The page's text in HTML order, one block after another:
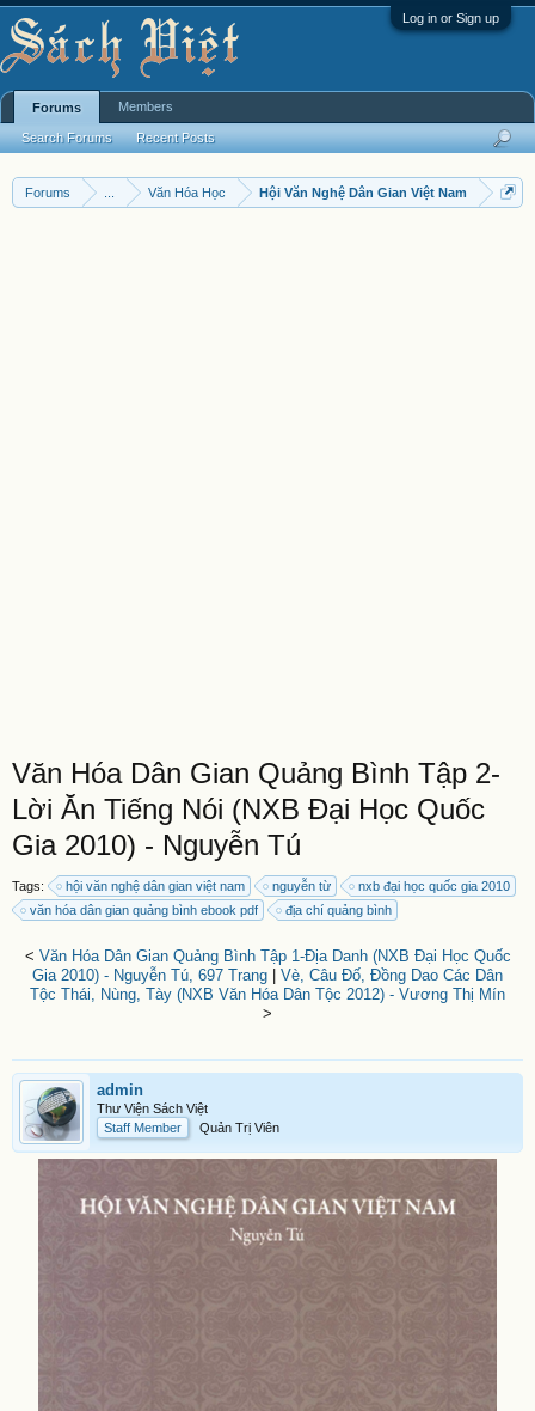
Log in or Sign up
Forums Văn Hóa Học Hội Văn Nghệ Dân Gian Việt Nam
Văn Hóa Dân Gian Quảng Bình Tập 2-
Lời Ăn Tiếng Nói (NXB Đại Học Quốc
Gia 2010) - Nguyễn Tú
Tags: hội văn nghệ dân gian việt nam nguyễn từ
nxb đại học quốc gia 2010
văn hóa dân gian quảng bình ebook pdf
địa chí quảng bình
< Văn Hóa Dân Gian Quảng Bình Tập 1-Địa Danh (NXB Đại Học Quốc
Gia 2010) - Nguyễn Tú, 697 Trang
Vè, Câu Đố, Đồng Dao Các Dân
Tộc Thái, Nùng, Tày (NXB Văn Hóa Dân Tộc 2012) - Vương Thị Mín
>
admin
Thư Viện Sách Việt
Staff Member
Quản Trị Viên
Forums
Search Forums Recent Posts
Members